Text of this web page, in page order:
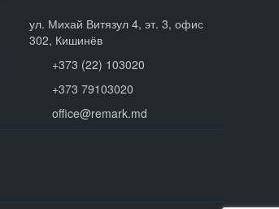
ул. Михай Витязул 4, эт. 3, офис
302, Кишинёв
+373 (22) 103020
+373 79103020
office@remark.md